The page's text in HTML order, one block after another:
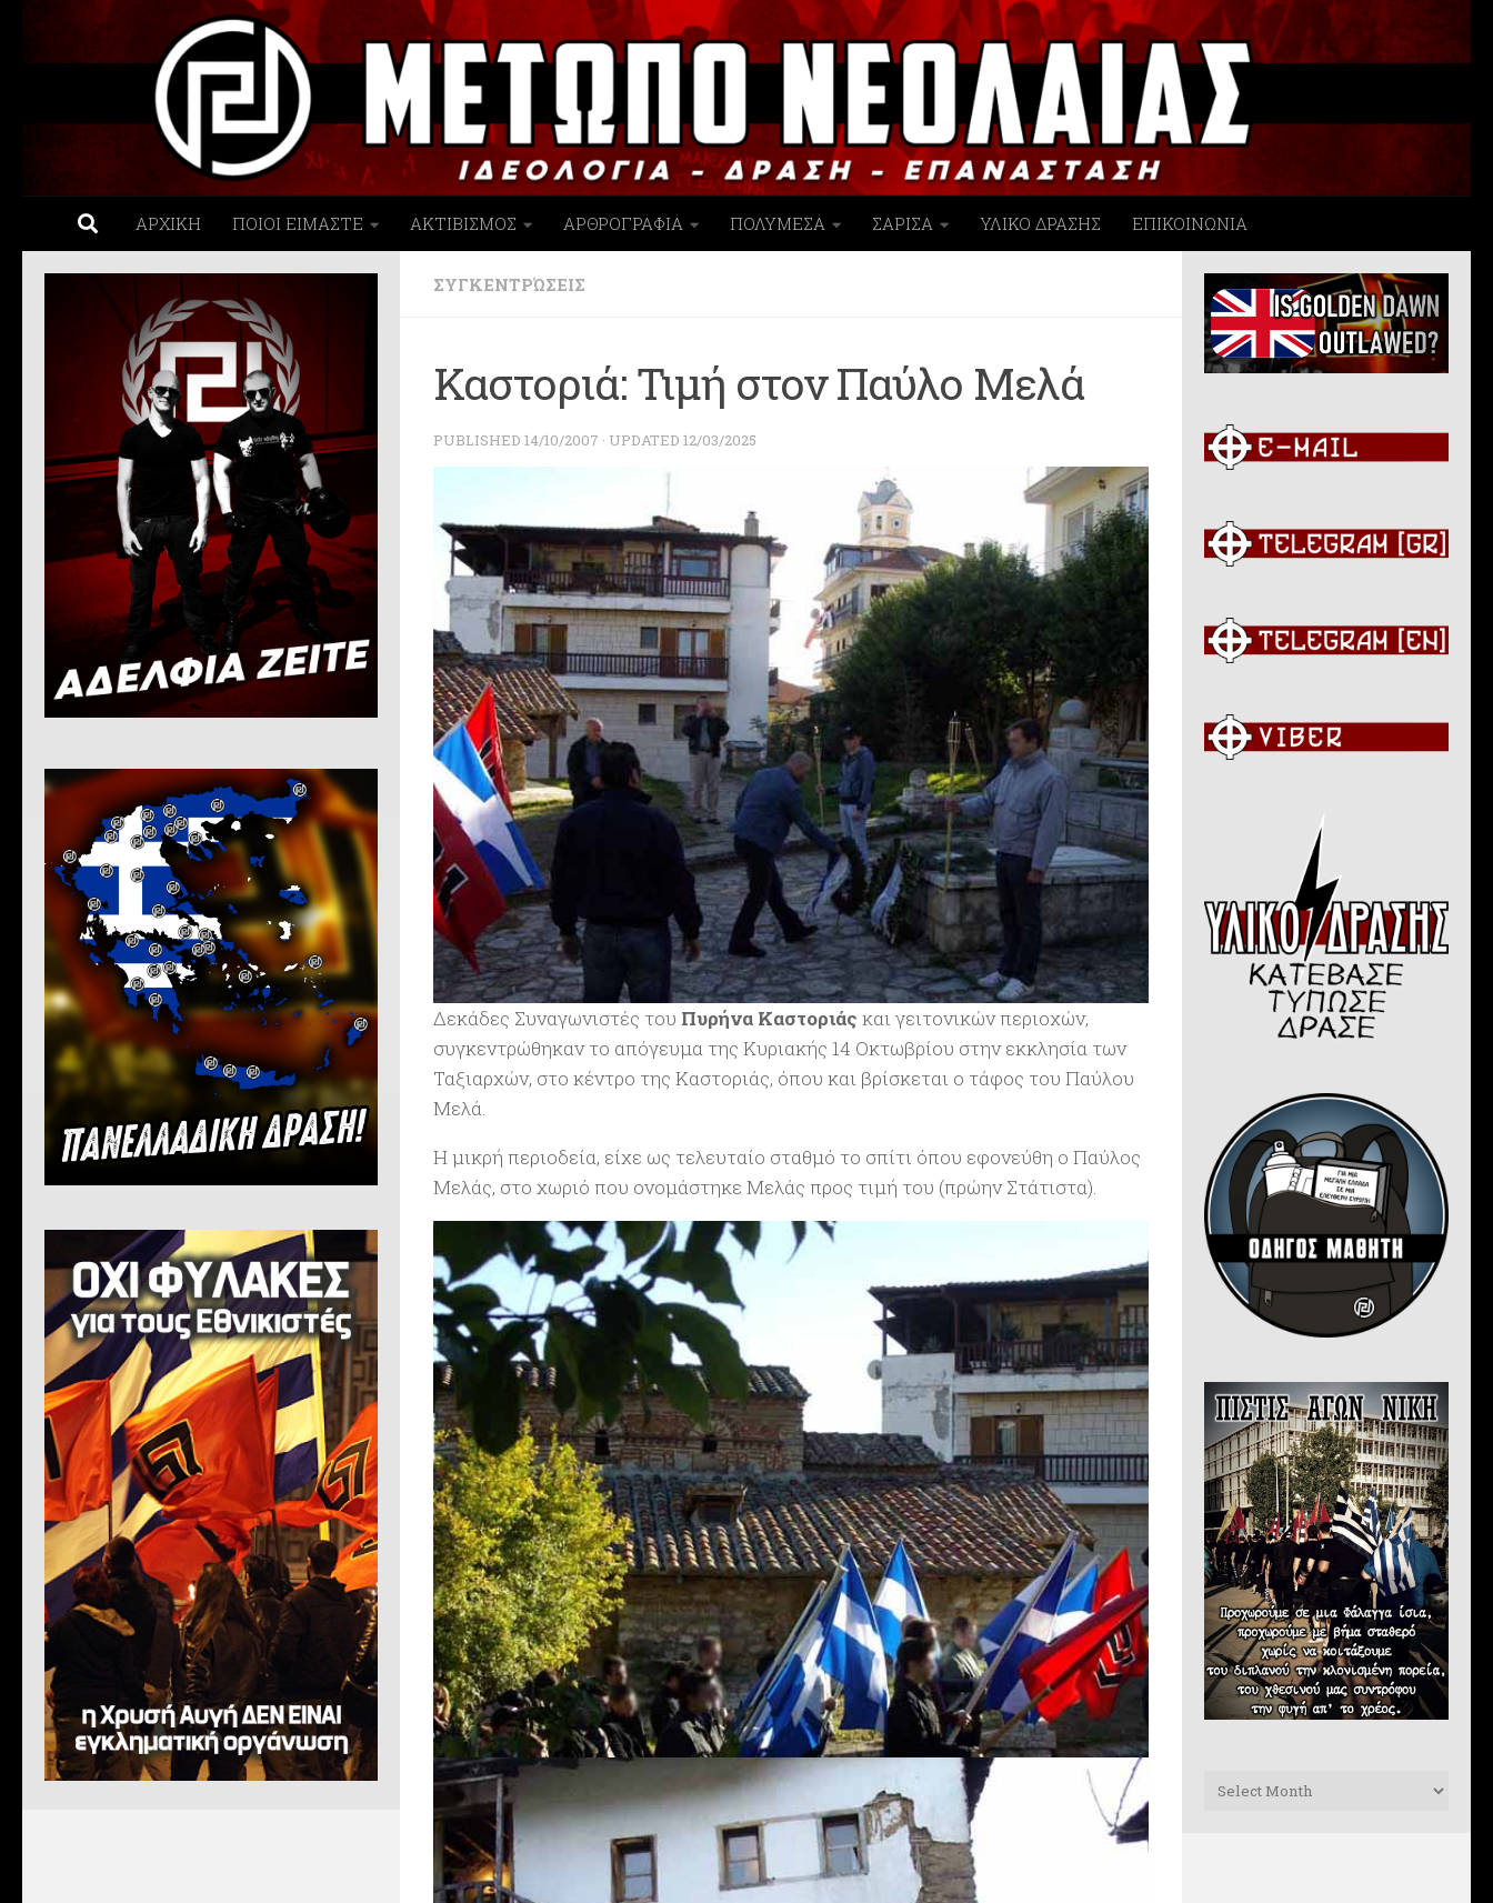
Skip to content
ΑΡΧΙΚΗ ΠΟΙΟΙ ΕΙΜΑΣΤΕ ΑΚΤΙΒΙΣΜΟΣ ΑΡΘΡΟΓΡΑΦΙΑ ΠΟΛΥΜΕΣΑ ΣΑΡΙΣΑ ΥΛΙΚΟ ΔΡΑΣΗΣ ΕΠΙΚΟΙΝΩΝΙΑ
ΣΥΓΚΕΝΤΡΏΣΕΙΣ
Καστοριά: Τιμή στον Παύλο Μελά
PUBLISHED 14/10/2007 · UPDATED 12/03/2025
Δεκάδες Συναγωνιστές του Πυρήνα Καστοριάς και γειτονικών περιοχών,
συγκεντρώθηκαν το απόγευμα της Κυριακής 14 Οκτωβρίου στην εκκλησία των
Ταξιαρχών, στο κέντρο της Καστοριάς, όπου και βρίσκεται ο τάφος του Παύλου
Μελά.
Η μικρή περιοδεία, είχε ως τελευταίο σταθμό το σπίτι όπου εφονεύθη ο Παύλος
Μελάς, στο χωριό που ονομάστηκε Μελάς προς τιμή του (πρώην Στάτιστα).
Archives